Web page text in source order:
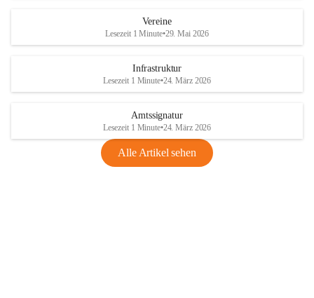
Vereine
Lesezeit 1 Minute•29. Mai 2026
Infrastruktur
Lesezeit 1 Minute•24. März 2026
Amtssignatur
Lesezeit 1 Minute•24. März 2026
Alle Artikel sehen